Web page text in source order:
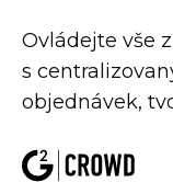
Ovládejte vše
s
objednávek,